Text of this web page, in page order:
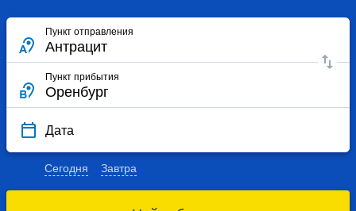
Пункт отправления
Пункт прибытия
Дата
Сегодня Завтра